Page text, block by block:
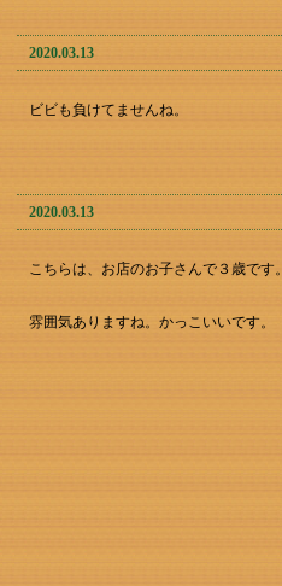
2020.03.13
ビビも負けてませんね。
2020.03.13
こちらは、お店のお子さんで３歳です。
雰囲気ありますね。かっこいいです。